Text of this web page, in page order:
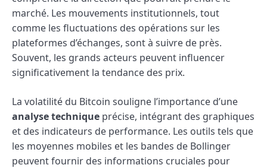
marché. Les mouvements institutionnels, tout
comme les fluctuations des opérations sur les
plateformes d’échanges, sont à suivre de près.
Souvent, les grands acteurs peuvent influencer
significativement la tendance des prix.
La volatilité du Bitcoin souligne l’importance d’une
analyse technique précise, intégrant des graphiques
et des indicateurs de performance. Les outils tels que
les moyennes mobiles et les bandes de Bollinger
peuvent fournir des informations cruciales pour